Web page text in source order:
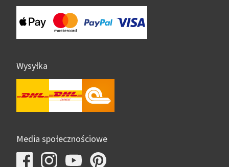
Wysyłka
Media społecznościowe